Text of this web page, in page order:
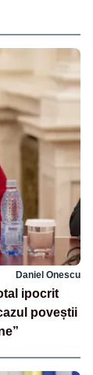
Daniel Onescu
ipocrit
poveștii